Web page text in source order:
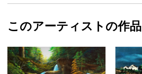
カラー
青
ジャンル
風景画
配送目安
二週間以内
フォローする
Issey
このアーティストの作品